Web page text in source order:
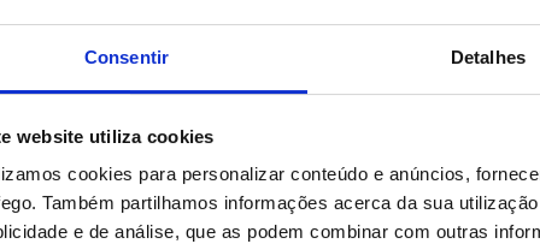
Consentir Detalhes
website utiliza cookies
cookies para personalizar conteúdo e anúncios,
Também partilhamos informações acerca da sua
e de análise, que as podem combinar com outras
de
exige
Músico e produtor britânico William
Orbit morreu aos 69 anos
I